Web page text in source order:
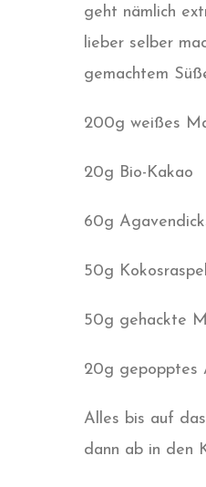
geht nämlich
lieber selber
gemachtem
200g weißes
20g Bio-Kakao
60g
50g
50g gehackte
20g gepopptes
Alles bis auf
dann ab in den